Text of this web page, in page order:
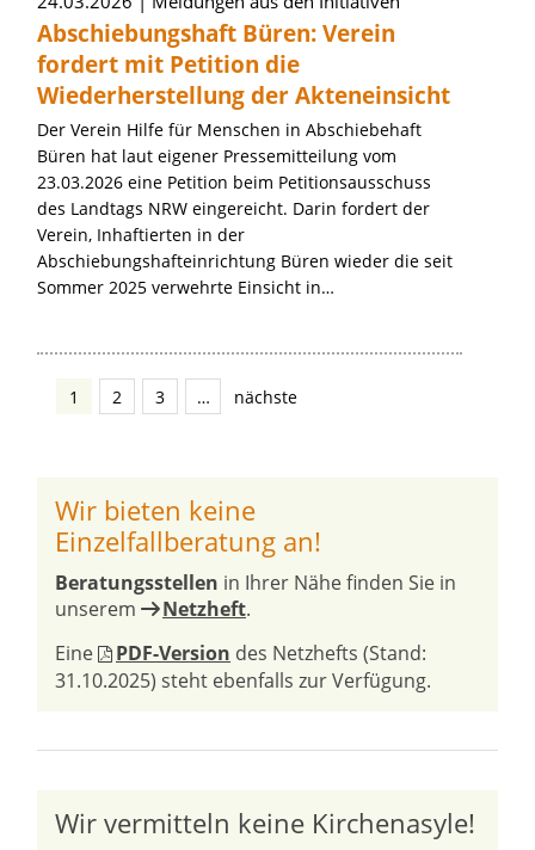
Abschiebungshaft Büren: Verein
fordert mit Petition die
Wiederherstellung der Akteneinsicht
Der Verein Hilfe für Menschen in Abschiebehaft
Büren hat laut eigener Pressemitteilung vom
23.03.2026 eine Petition beim Petitionsausschuss
des Landtags NRW eingereicht. Darin fordert der
Verein, Inhaftierten in der
Abschiebungshafteinrichtung Büren wieder die seit
Sommer 2025 verwehrte Einsicht in…
1 2 3 … nächste
Wir bieten keine
Einzelfallberatung an!
Beratungsstellen in Ihrer Nähe finden Sie in
unserem
Netzheft.
Eine
PDF-Version des Netzhefts (Stand:
31.10.2025) steht ebenfalls zur Verfügung.
Wir vermitteln keine Kirchenasyle!